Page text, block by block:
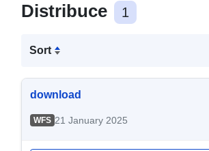
Distribuce 1
Sort
download
WFS 21 January 2025